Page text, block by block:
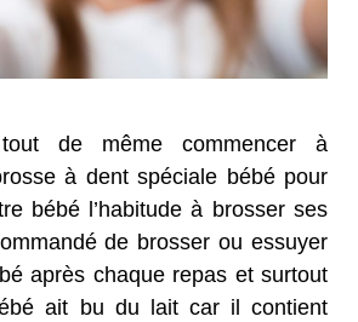
de même commencer à
à dent spéciale bébé pour
bébé l’habitude à brosser ses
de brosser ou essuyer
après chaque repas et surtout
ait bu du lait car il contient